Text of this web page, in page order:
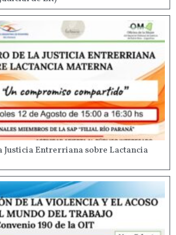
Justicia Entrerriana sobre Lactancia